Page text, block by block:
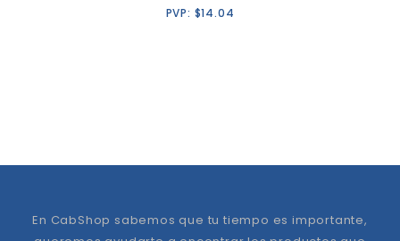
PVP: $14.04
En CabShop sabemos que tu tiempo es importante,